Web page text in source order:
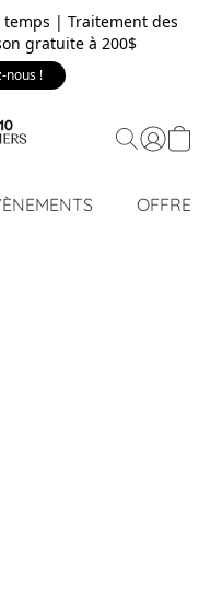
| Traitement des
gratuite à 200$
nous !
OFFRE